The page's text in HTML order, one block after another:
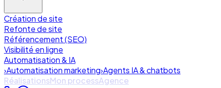
Création de site
Refonte de site
Référencement (SEO)
Visibilité en ligne
Automatisation & IA
›Automatisation marketing›Agents IA & chatbots
RéalisationsMon processAgence